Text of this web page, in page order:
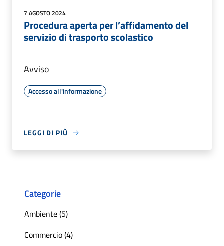
7 AGOSTO 2024
Procedura aperta per l’affidamento del
servizio di trasporto scolastico
Avviso
Accesso all'informazione
LEGGI DI PIÙ
Categorie
Ambiente (5)
Commercio (4)